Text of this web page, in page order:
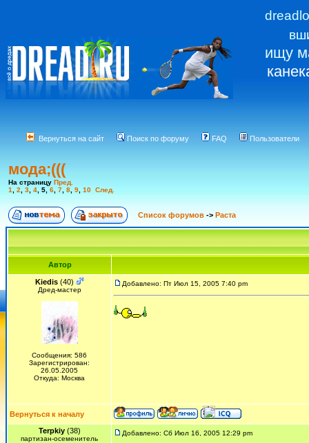
ищу
Вернуться на сайт Поиск по форуму FAQ Пользователи
мода;(((
На страницу Пред.
1
2 3 4 5 6 7 8 9 10 След.
Список форумов -> Раста
Автор
Kiedis (40)
Дред-мастер
Сообщения: 586
Зарегистрирован:
26.05.2005
Откуда: Москва
Добавлено: Пт Июл 15, 2005 7:40 pm
Вернуться к началу
Terpkiy(38)
партизан-осеменитель
Добавлено: Сб Июл 16, 2005 12:29 pm